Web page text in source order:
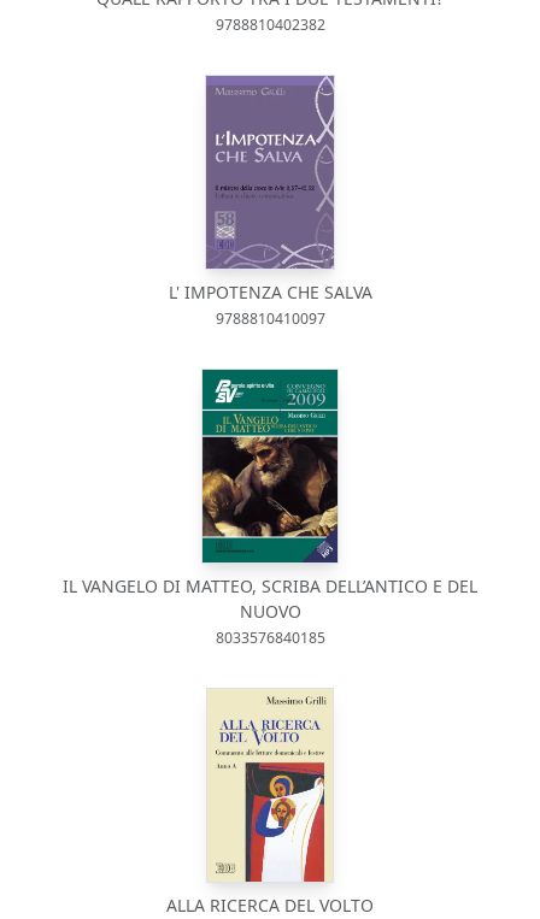
9788810402382
L' IMPOTENZA CHE SALVA
9788810410097
IL VANGELO DI MATTEO, SCRIBA DELL’ANTICO E DEL
NUOVO
8033576840185
ALLA RICERCA DEL VOLTO